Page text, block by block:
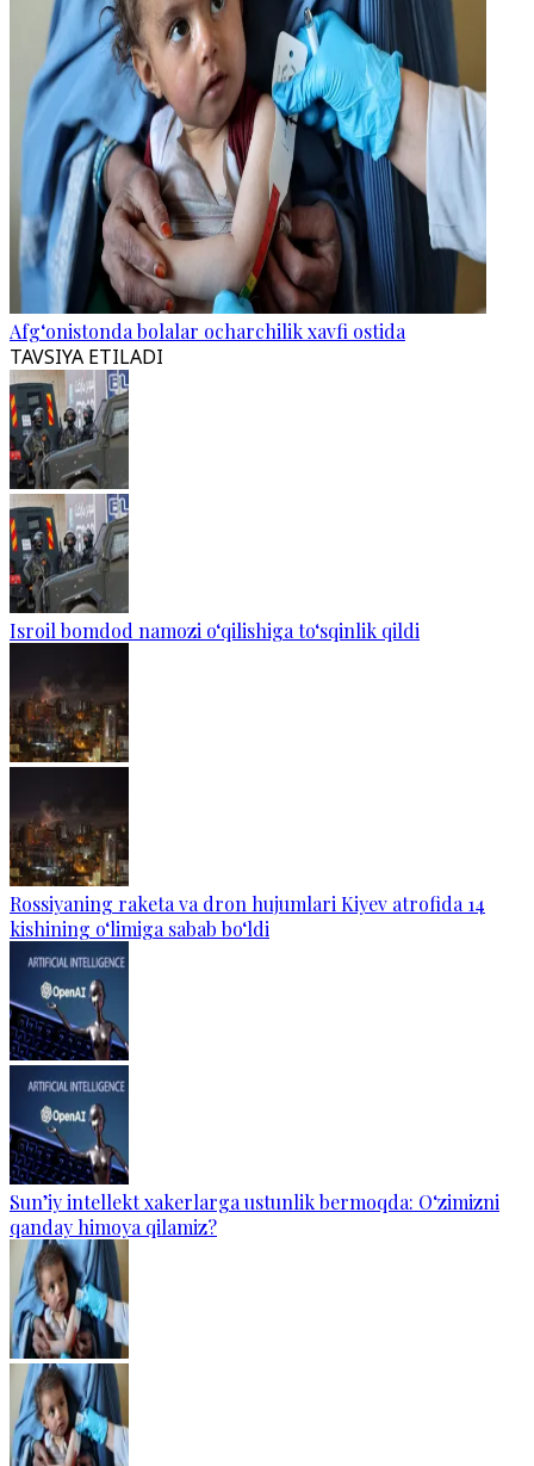
Afg‘onistonda bolalar ocharchilik xavfi ostida
TAVSIYA ETILADI
Isroil bomdod namozi o‘qilishiga to‘sqinlik qildi
Rossiyaning raketa va dron hujumlari Kiyev atrofida 14
kishining o‘limiga sabab bo‘ldi
Sun’iy intellekt xakerlarga ustunlik bermoqda: O‘zimizni
qanday himoya qilamiz?